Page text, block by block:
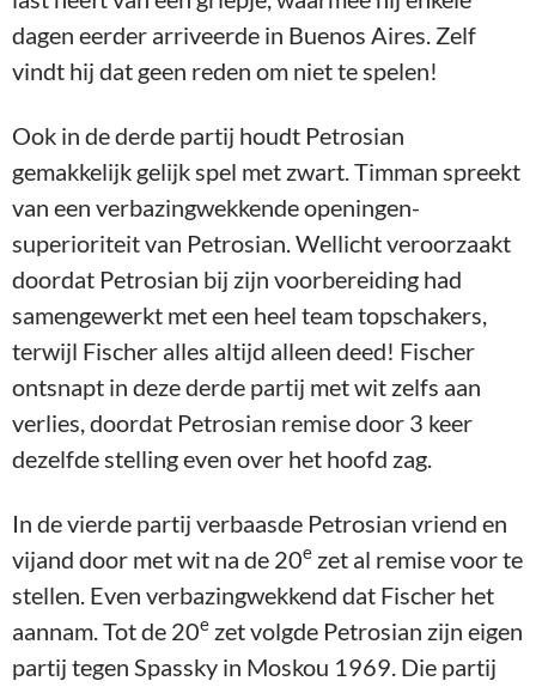
dagen eerder arriveerde in Buenos Aires. Zelf
vindt hij dat geen reden om niet te spelen!
Ook in de derde partij houdt Petrosian
gemakkelijk gelijk spel met zwart. Timman spreekt
van een verbazingwekkende openingen-
superioriteit van Petrosian. Wellicht veroorzaakt
doordat Petrosian bij zijn voorbereiding had
samengewerkt met een heel team topschakers,
terwijl Fischer alles altijd alleen deed! Fischer
ontsnapt in deze derde partij met wit zelfs aan
verlies, doordat Petrosian remise door 3 keer
dezelfde stelling even over het hoofd zag.
In de vierde partij verbaasde Petrosian vriend en
vijand door met wit na de 20e zet al remise voor te
stellen. Even verbazingwekkend dat Fischer het
aannam. Tot de 20e zet volgde Petrosian zijn eigen
partij tegen Spassky in Moskou 1969. Die partij